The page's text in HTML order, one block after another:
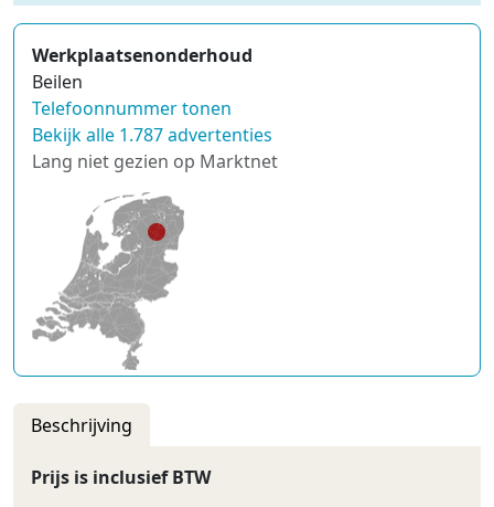
Werkplaatsenonderhoud
Beilen
Telefoonnummer tonen
Bekijk alle 1.787 advertenties
Lang niet gezien op Marktnet
Beschrijving
Prijs is inclusief BTW